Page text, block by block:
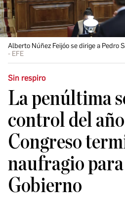
Alberto Núñez Feijóo se dirige a Pedro
EFE
Sin respiro
La penúltima
control del
Congreso
naufragio para
Gobierno